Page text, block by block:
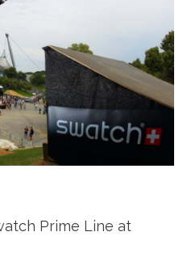
Prime Line at